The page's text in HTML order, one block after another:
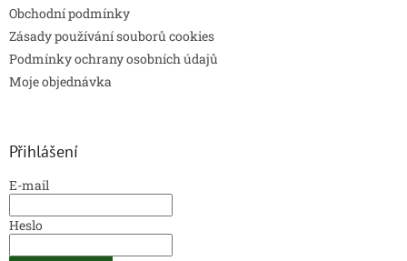
Obchodní podmínky
Zásady používání souborů cookies
Podmínky ochrany osobních údajů
Moje objednávka
Přihlášení
E-mail
Heslo